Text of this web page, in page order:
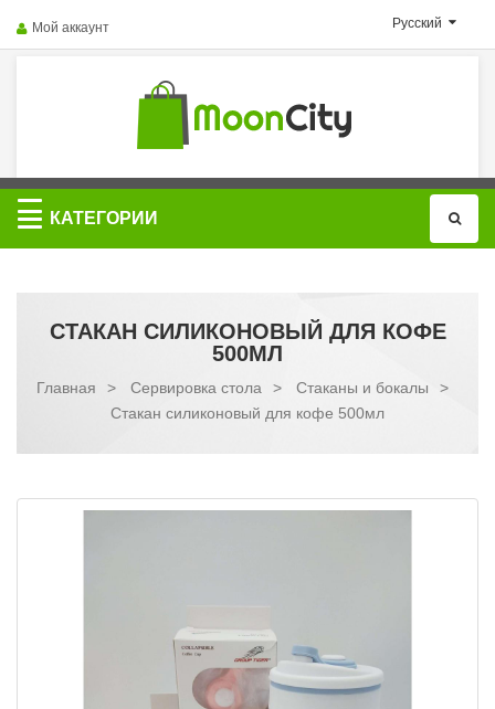
Русский
Мой аккаунт
Категории
КАТЕГОРИИ
СТАКАН СИЛИКОНОВЫЙ ДЛЯ КОФЕ
500МЛ
Главная > Сервировка стола > Стаканы и бокалы
>
Стакан силиконовый для кофе 500мл